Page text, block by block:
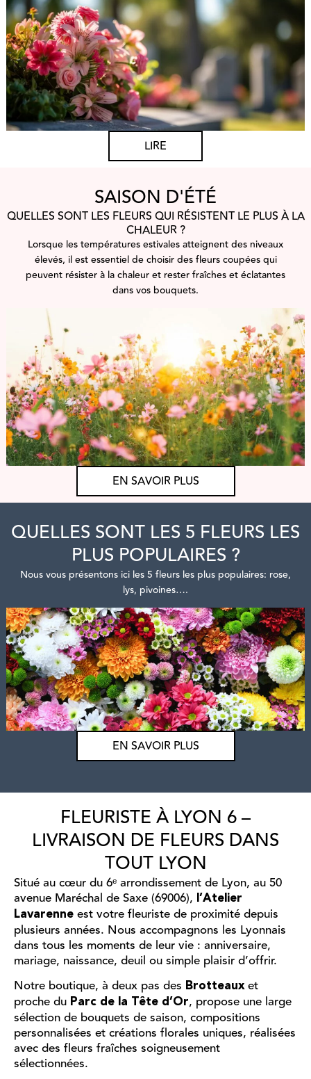
LIRE
SAISON D'ÉTÉ
QUELLES SONT LES FLEURS QUI RÉSISTENT LE PLUS À LA
CHALEUR ?
Lorsque les températures estivales atteignent des niveaux
élevés, il est essentiel de choisir des fleurs coupées qui
peuvent résister à la chaleur et rester fraîches et éclatantes
dans vos bouquets.
EN SAVOIR PLUS
QUELLES SONT LES 5 FLEURS LES
PLUS POPULAIRES ?
Nous vous présentons ici les 5 fleurs les plus populaires: rose,
lys, pivoines….
EN SAVOIR PLUS
FLEURISTE À LYON 6 –
LIVRAISON DE FLEURS DANS
TOUT LYON
Situé au cœur du 6ᵉ arrondissement de Lyon, au 50
avenue Maréchal de Saxe (69006), l’Atelier
Lavarenne est votre fleuriste de proximité depuis
plusieurs années. Nous accompagnons les Lyonnais
dans tous les moments de leur vie : anniversaire,
mariage, naissance, deuil ou simple plaisir d’offrir.
Notre boutique, à deux pas des Brotteauxet
proche du Parc de la Tête d’Or, propose une large
sélection de bouquets de saison, compositions
personnalisées et créations florales uniques, réalisées
avec des fleurs fraîches soigneusement
sélectionnées.